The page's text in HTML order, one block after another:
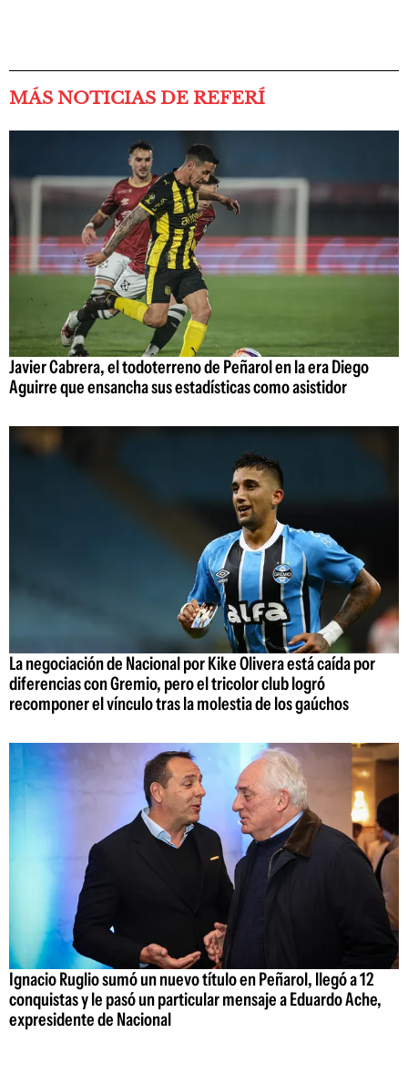
MÁS NOTICIAS DE REFERÍ
Javier Cabrera, el todoterreno de Peñarol en la era Diego
Aguirre que ensancha sus estadísticas como asistidor
La negociación de Nacional por Kike Olivera está caída por
diferencias con Gremio, pero el tricolor club logró
recomponer el vínculo tras la molestia de los gaúchos
Ignacio Ruglio sumó un nuevo título en Peñarol, llegó a 12
conquistas y le pasó un particular mensaje a Eduardo Ache,
expresidente de Nacional